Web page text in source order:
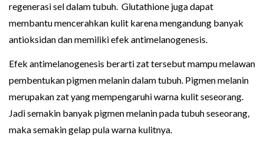
regenerasi sel dalam tubuh. Glutathione juga dapat
membantu mencerahkan kulit karena mengandung banyak
antioksidan dan memiliki efek antimelanogenesis.
Efek antimelanogenesis berarti zat tersebut mampu melawan
pembentukan pigmen melanin dalam tubuh. Pigmen melanin
merupakan zat yang mempengaruhi warna kulit seseorang.
Jadi semakin banyak pigmen melanin pada tubuh seseorang,
maka semakin gelap pula warna kulitnya.